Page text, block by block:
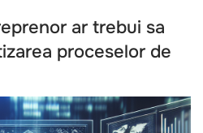
ar trebui sa
proceselor de